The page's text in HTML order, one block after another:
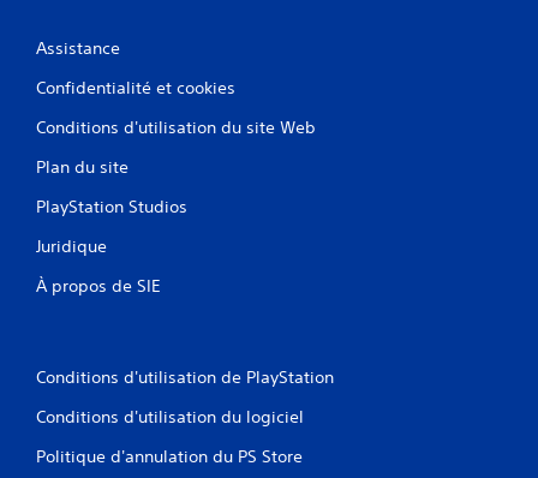
Assistance
Confidentialité et cookies
Conditions d'utilisation du site Web
Plan du site
PlayStation Studios
Juridique
À propos de SIE
Conditions d'utilisation de PlayStation
Conditions d'utilisation du logiciel
Politique d'annulation du PS Store